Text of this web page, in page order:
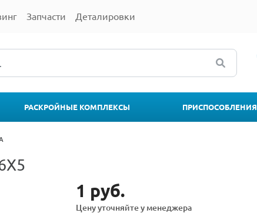
Запчасти Деталировки
РАСКРОЙНЫЕ КОМПЛЕКСЫ ПРИСПОСОБЛЕНИЯ
1 руб.
Цену уточняйте у менеджера